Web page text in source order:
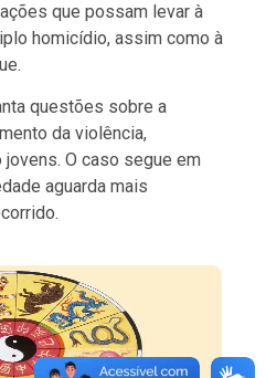
que possam levar à
homicídio, assim como à
questões sobre a
da violência,
O caso segue em
aguarda mais